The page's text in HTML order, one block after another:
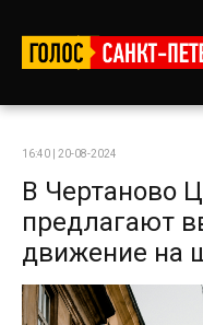
16:40 | 20-08-2024
В Чертаново
предлагают
движение на